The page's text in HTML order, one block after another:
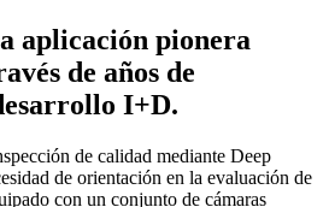
aplicación pionera
de años de
I+D.
de calidad mediante Deep
de orientación en la evaluación de
con un conjunto de cámaras